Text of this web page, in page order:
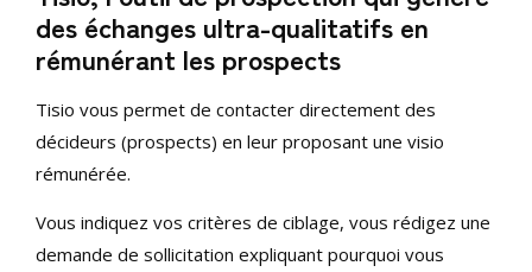
des échanges ultra-qualitatifs en
rémunérant les prospects
Tisio vous permet de contacter directement des
décideurs (prospects) en leur proposant une visio
rémunérée.
Vous indiquez vos critères de ciblage, vous rédigez une
demande de sollicitation expliquant pourquoi vous